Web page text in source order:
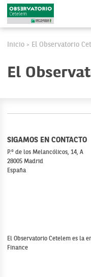
Inicio > El Observatorio
El
SIGAMOS EN CONTACTO
P.º de los Melancólicos, 14, A
28005 Madrid
España
El Observatorio Cetelem es la
Finance